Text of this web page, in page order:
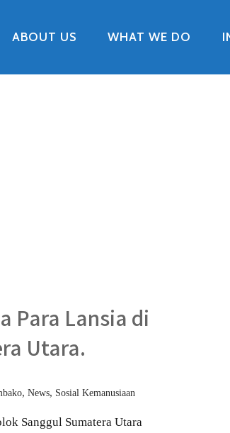
ABOUT US WHAT WE DO
Para Lansia di
Utara.
, News, Sosial Kemanusiaan
Sanggul Sumatera Utara